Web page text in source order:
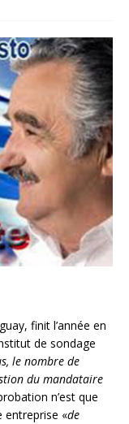
finit l’année en
de sondage
le nombre de
du mandataire
n’est que
entreprise «de